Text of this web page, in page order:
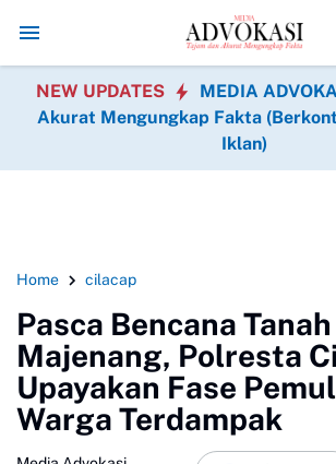
Asintel Satlap Tricakti Beri
NEW UPDATES
MEDIA
Akurat Mengungkap Fakta
Iklan)
Home cilacap
Pasca Bencana
Majenang, Polresta
Upayakan Fase
Warga Terdampak